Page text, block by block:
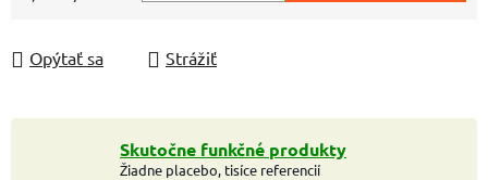
Opýtať sa Strážiť
Skutočne funkčné produkty
Žiadne placebo, tisíce referencií